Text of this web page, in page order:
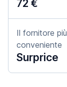
72 €
Il fornitore più
conveniente
Surprice